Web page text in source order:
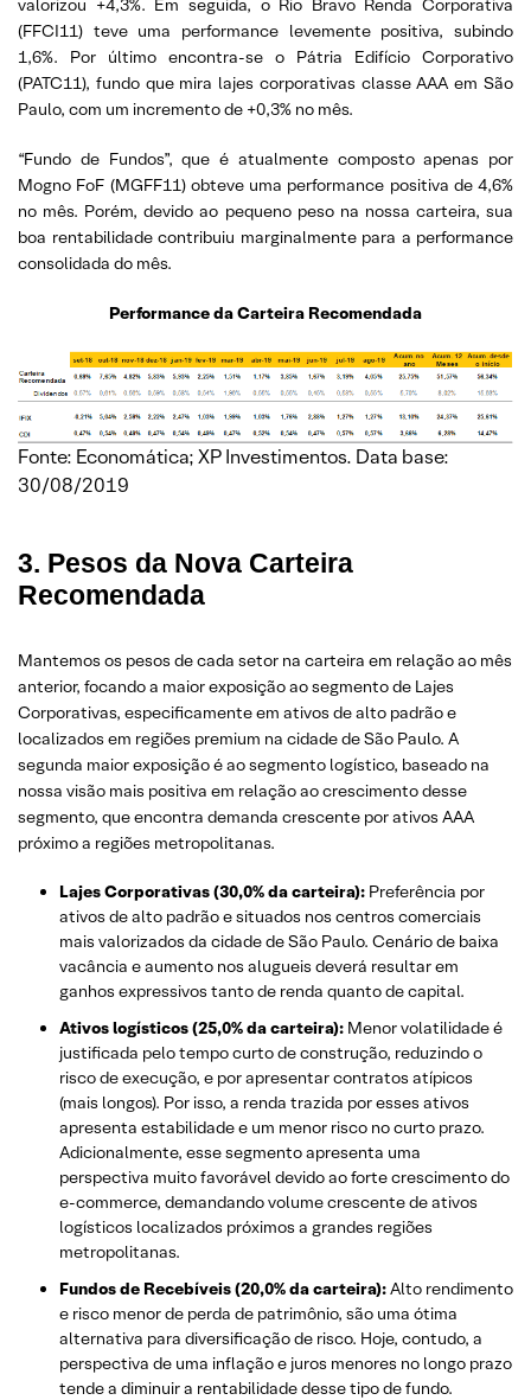
valorizou +4,3%. Em seguida, o Rio Bravo Renda Corporativa
(FFCI11) teve uma performance levemente positiva, subindo
1,6%. Por último encontra-se o Pátria Edifício Corporativo
(PATC11), fundo que mira lajes corporativas classe AAA em São
Paulo, com um incremento de +0,3% no mês.
“Fundo de Fundos”, que é atualmente composto apenas por
Mogno FoF (MGFF11) obteve uma performance positiva de 4,6%
no mês. Porém, devido ao pequeno peso na nossa carteira, sua
boa rentabilidade contribuiu marginalmente para a performance
consolidada do mês.
Performance da Carteira Recomendada
Fonte: Economática; XP Investimentos. Data base:
30/08/2019
3. Pesos da Nova Carteira
Recomendada
Mantemos os pesos de cada setor na carteira em relação ao mês
anterior, focando a maior exposição ao segmento de Lajes
Corporativas, especificamente em ativos de alto padrão e
localizados em regiões premium na cidade de São Paulo. A
segunda maior exposição é ao segmento logístico, baseado na
nossa visão mais positiva em relação ao crescimento desse
segmento, que encontra demanda crescente por ativos AAA
próximo a regiões metropolitanas.
Lajes Corporativas (30,0% da carteira): Preferência por
ativos de alto padrão e situados nos centros comerciais
mais valorizados da cidade de São Paulo. Cenário de baixa
vacância e aumento nos alugueis deverá resultar em
ganhos expressivos tanto de renda quanto de capital.
Ativos logísticos (25,0% da carteira): Menor volatilidade é
justificada pelo tempo curto de construção, reduzindo o
risco de execução, e por apresentar contratos atípicos
(mais longos). Por isso, a renda trazida por esses ativos
apresenta estabilidade e um menor risco no curto prazo.
Adicionalmente, esse segmento apresenta uma
perspectiva muito favorável devido ao forte crescimento do
e-commerce, demandando volume crescente de ativos
logísticos localizados próximos a grandes regiões
metropolitanas.
Fundos de Recebíveis (20,0% da carteira):Alto rendimento
e risco menor de perda de patrimônio, são uma ótima
alternativa para diversificação de risco. Hoje, contudo, a
perspectiva de uma inflação e juros menores no longo prazo
tende a diminuir a rentabilidade desse tipo de fundo.